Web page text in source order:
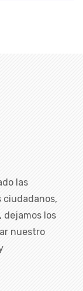
las
ciudadanos,
dejamos los
nuestro